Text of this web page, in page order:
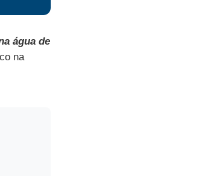
água de
na